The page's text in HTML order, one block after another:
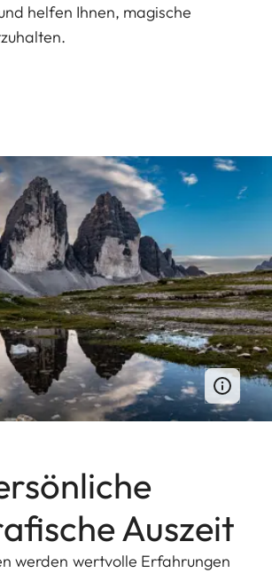
helfen Ihnen, magische
Auszeit
werden wertvolle Erfahrungen